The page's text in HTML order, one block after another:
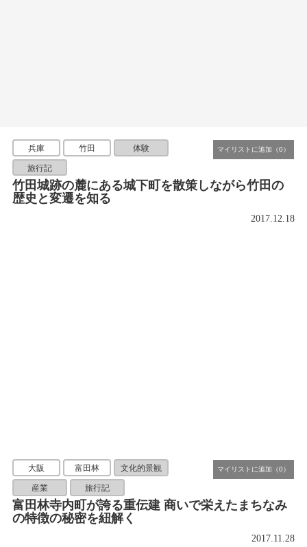
兵庫 竹田 体験
旅行記
竹田城跡の麓にある城下町を散策しながら竹田の
歴史と変遷を知る
2017.12.18
大阪 富田林 文化的景観
産業 旅行記
富田林寺内町が誇る重伝建 商いで栄えたまちなみ
の特徴の秘密を紐解く
2017.11.28